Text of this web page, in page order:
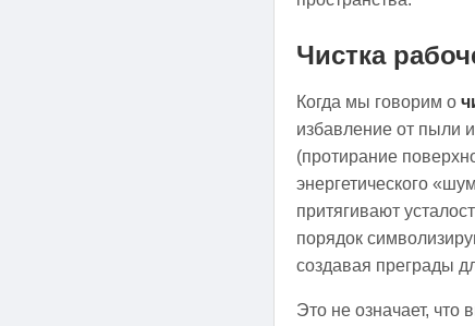
Чистка
Когда мы говорим о
избавление от пыли
(протирание
энергетического
притягивают
порядок
создавая преграды
Это не означает,